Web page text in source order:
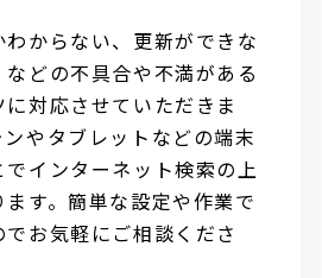
わからない、更新ができな
などの不具合や不満がある
対応させていただきま
やタブレットなどの端末
でインターネット検索の上
す。簡単な設定や作業で
お気軽にご相談くださ